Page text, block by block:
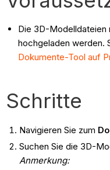
Die 3D-Modelldateien
hochgeladen werden.
Dokumente-Tool auf
Schritte
Navigieren Sie zum
Suchen Sie die 3D-
Anmerkung: